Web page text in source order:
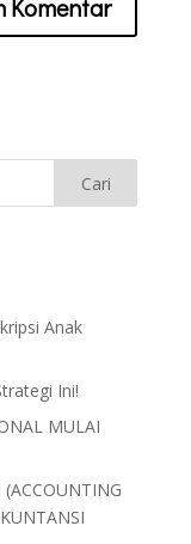
Anak
Ini!
MULAI